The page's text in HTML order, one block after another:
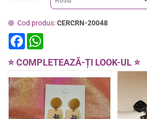
Cod produs:CERCRN-20048
F
a
e
o
o
k
t
A
p
p
⭐ COMPLETEAZĂ-ȚI LOOK-UL ⭐